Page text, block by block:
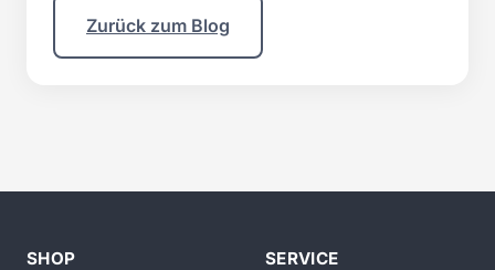
Zurück zum Blog
SHOP SERVICE